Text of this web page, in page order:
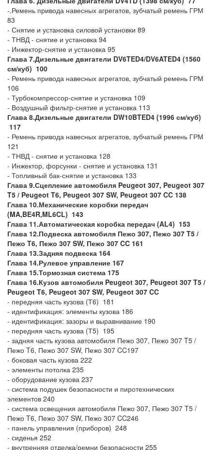
-.Ремень привода навесных агрегатов, зубчатый ремень ГРМ
83
- Снятие и установка силовой установки 89
- ТНВД - снятие и установка 94
- Инжектор-снятие и установка 95
Глава 7.Дизельные двигатели DV6TED4/DV6ATED4 (1560
см/куб) 100
- Ремень привода навесных агрегатов, зубчатый ремень ГРМ
106
- Турбокомпрессор-снятие и установка 109
- Воздушный фильтр-снятие и установка 113
Глава 8.Дизельные двигатели DW10BTED4 (1996 см/куб)
117
- Ремень привода навесных агрегатов, зубчатый ремень ГРМ
121
- ТНВД - снятие и установка 128
- Инжектор, форсунки - снятие и установка 131
- Топливный бак-снятие и установка 133
Глава 9.Сцепление автомобиля Peugeot 307, Peugeot 307
T5 / Peugeot T6, Peugeot 307 SW, Peugeot 307 CC 138
Глава 10.Механические коробки передач
(MA,BE4R,ML6CL) 143
Глава 11.Автоматическая коробка передач (AL4) 153
Глава 12.Подвеска автомобиля Пежо 307, Пежо 307 T5 /
Пежо T6, Пежо 307 SW, Пежо 307 CC 161
Глава 13.Задняя подвеска 164
Глава 14.Рулевое управление 167
Глава 15.Тормозная система 175
Глава 16.Кузов автомобиля Peugeot 307, Peugeot 307 T5 /
Peugeot T6, Peugeot 307 SW, Peugeot 307 CC
- передняя часть кузова (Т6) 181
- идентификация: элементы кузова 186
- идентификация: зазоры и выравнивание 190
- передняя часть кузова (Т5) 195
- задняя часть кузова автомобиля Пежо 307, Пежо 307 T5 /
Пежо T6, Пежо 307 SW, Пежо 307 CC197
- боковая часть кузова 222
- элементы потолка 235
- оборудование кузова 237
- система подушек безопасности и пиротехнических
элементов 240
- система освещения автомобиля Пежо 307, Пежо 307 T5 /
Пежо T6, Пежо 307 SW, Пежо 307 CC246
- панель управления (приборов) 248
- сиденья 252
- внутренняя отделка/ремни безопасности 255